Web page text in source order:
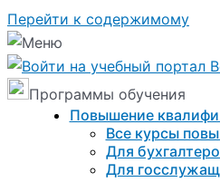
Перейти к содержимому
Программы обучения
Повышение
Все курсы
Для
Для